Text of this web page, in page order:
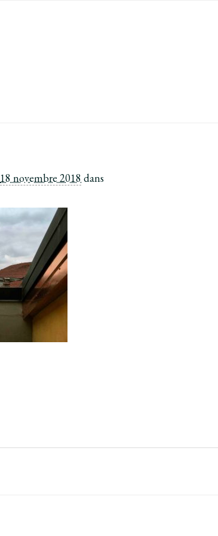
18 novembre 2018 dans